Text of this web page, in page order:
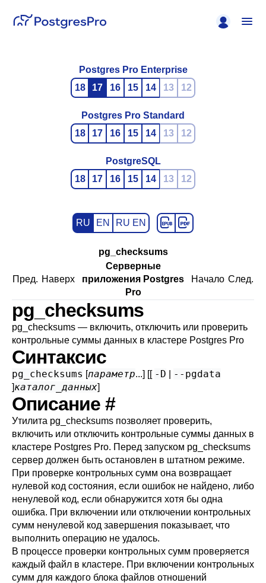
Postgres Pro Enterprise
18
17 16 15 14 13 12
Postgres Pro Standard
18
17 16 15 14 13 12
PostgreSQL
18
17 16 15 14 13 12
RU EN RU EN
pg_checksums
Пред. Наверх
Серверные
приложения Postgres
Pro
Начало След.
pg_checksums
pg_checksums — включить, отключить или проверить
контрольные суммы данных в кластере Postgres Pro
Синтаксис
pg_checksums [параметр...] [[ -D --pgdata
]каталог_данных]
Описание #
Утилита pg_checksums позволяет проверить,
включить или отключить контрольные суммы данных в
кластере Postgres Pro. Перед запуском pg_checksums
сервер должен быть остановлен в штатном режиме.
При проверке контрольных сумм она возвращает
нулевой код состояния, если ошибок не найдено, либо
ненулевой код, если обнаружится хотя бы одна
ошибка. При включении или отключении контрольных
сумм ненулевой код завершения показывает, что
выполнить операцию не удалось.
В процессе проверки контрольных сумм проверяется
каждый файл в кластере. При включении контрольных
сумм для каждого блока файлов отношений